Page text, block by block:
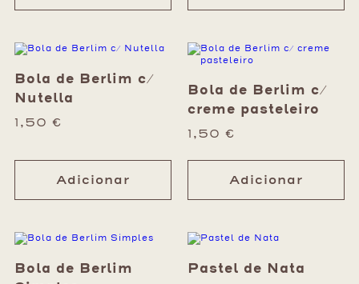
Bola de Berlim c/
Nutella
1,50 €
Adicionar
Bola de Berlim c/
creme pasteleiro
1,50 €
Adicionar
Bola de Berlim
Pastel de Nata